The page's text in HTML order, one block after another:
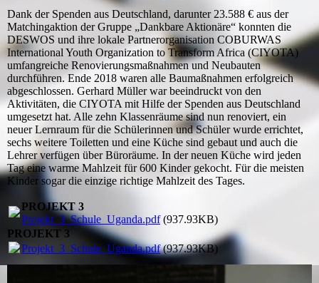
Dank der Spenden aus Deutschland, darunter 23.588 € aus der
Matchingaktion der Gruppe „Dankbare Aktionäre“ konnten die
DESWOS und ihre lokale Partnerorganisation COBURWAS
International Youth Organization to Transform Africa (CIYOTA)
umfangreiche Renovierungsmaßnahmen und Neubauten
durchführen. Ende 2018 waren alle Baumaßnahmen erfolgreich
abgeschlossen. Gerhard Müller war beeindruckt von den
Aktivitäten, die CIYOTA mit Hilfe der Spenden aus Deutschland
umgesetzt hat. Alle zehn Klassenräume sind nun renoviert, ein
neuer Lernraum für die Schülerinnen und Schüler wurde errichtet,
sechs weitere Toiletten und eine Küche sind gebaut und auch die
Lehrer verfügen über Büroräume. In der neuen Küche wird jeden
Tag eine warme Mahlzeit für 600 Kinder gekocht. Für die meisten
Kinder sogar die einzige richtige Mahlzeit des Tages.
PROJEKT 3
Projekt_3_Schule_Uganda.pdf(937.93KB)
PROJEKT 3
Projekt_3_Schule_Uganda.pdf(937.93KB)